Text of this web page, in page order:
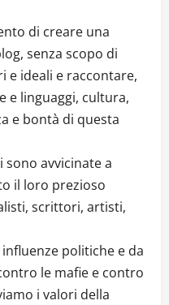
di creare una
senza scopo di
e ideali e raccontare,
e linguaggi, cultura,
e bontà di questa
sono avvicinate a
il loro prezioso
scrittori, artisti,
politiche e da
le mafie e contro
i valori della